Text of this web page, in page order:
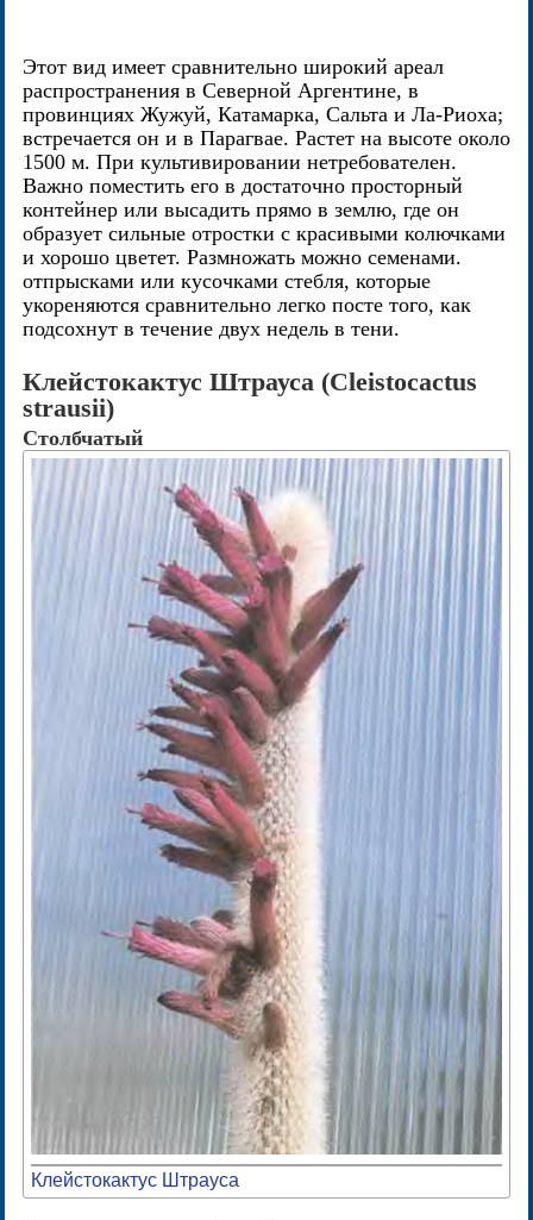
Этот вид имеет сравнительно широкий ареал
распространения в Северной Аргентине, в
провинциях Жужуй, Катамарка, Сальта и Ла-Риоха;
встречается он и в Парагвае. Растет на высоте около
1500 м. При культивировании нетребователен.
Важно поместить его в достаточно просторный
контейнер или высадить прямо в землю, где он
образует сильные отростки с красивыми колючками
и хорошо цветет. Размножать можно семенами.
отпрысками или кусочками стебля, которые
укореняются сравнительно легко посте того, как
подсохнут в течение двух недель в тени.
Клейстокактус Штрауса (Cleistocactus
strausii)
Столбчатый
Клейстокактус Штрауса